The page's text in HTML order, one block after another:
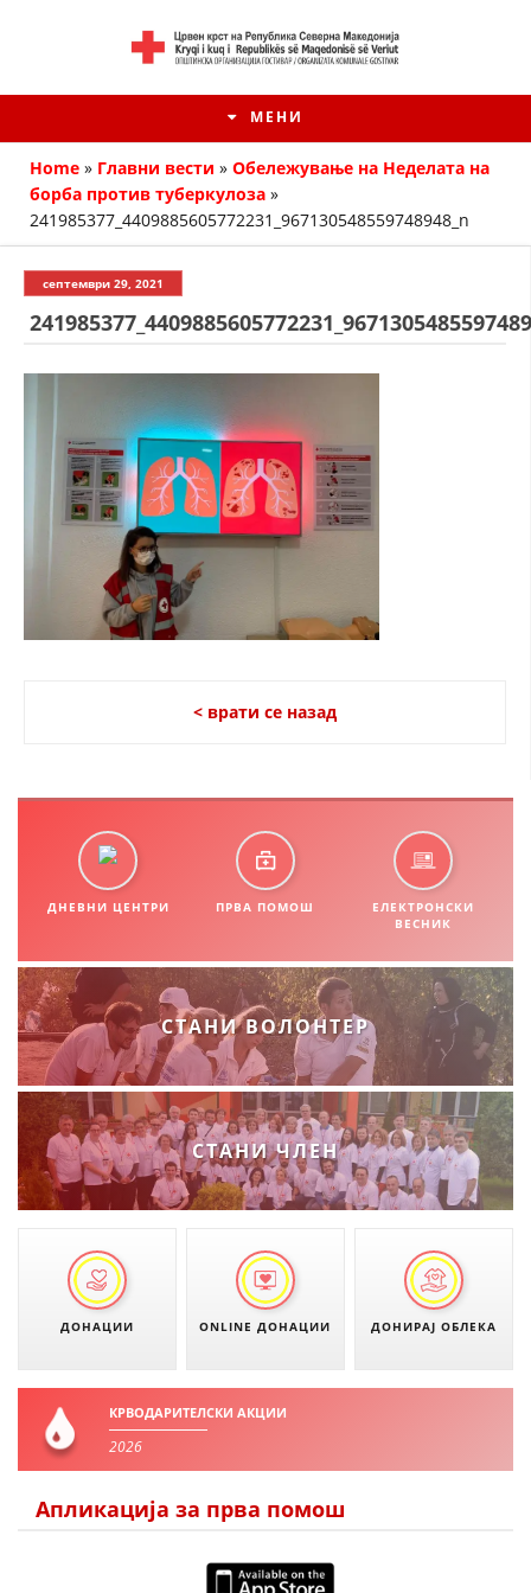
МЕНИ
HISTORIA E KRYQIT TË KUQ
ИСТОРИЈАТ НА ДВИЖЕЊЕТО
СТРУКТУРА НА ОРГАНИЗАЦИЈАТА
КОНТАКТ ИНФОРМАЦИИ
ЧЛЕНСТВО ВО ПРОФЕСИОНАЛНИ ТЕЛА
ЗАКОН ЗА ЦКРМ
РАКОВОДЕН ОДБОР
СОБРАНИЕ
СТРУКТУРА И ОРГАНИЗАЦИОНА ПОСТАВЕНОСТ
ДИСЕМИНАЦИЈА
MЕЃУНАРОДНО ХУМАНИТАРНО ПРАВО
ПРОМОЦИЈА НА ХУМАНИ ВРЕДНОСТИ
СОЦИЈАЛНО ХУМАНИТАРНА ДЕЈНОСТ
ТИМОВИ НА ООЦК
ИСТРАЖУВАЊЕ НА ЈАВНО МИСЛЕЊЕ
Home » Главни вести » Oбележување на Неделата на
борба против туберкулоза »
241985377_4409885605772231_967130548559748948_n
септември 29, 2021
< врати се назад
ДНЕВНИ ЦЕНТРИ ПРВА ПОМОШ
ЕЛЕКТРОНСКИ
ВЕСНИК
СТАНИ ВОЛОНТЕР
СТАНИ ЧЛЕН
ДОНАЦИИ ONLINE ДОНАЦИИ ДОНИРАЈ ОБЛЕКА
КРВОДАРИТЕЛСКИ АКЦИИ
2026
Апликација за прва помош